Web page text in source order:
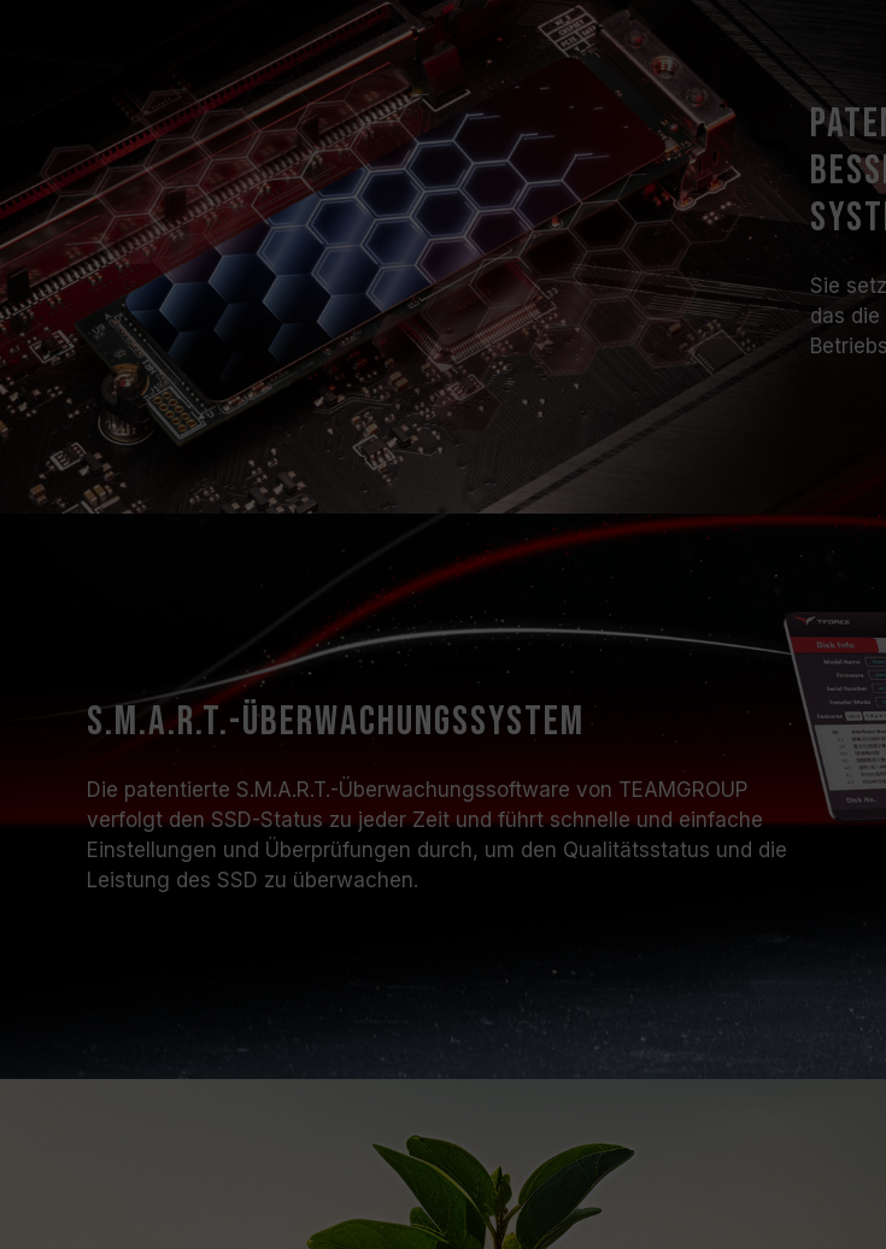
Sie
das
S.M.A.R.T.-Überwachungssystem
Die patentierte S.M.A.R.T.-Überwachungssoftware von TEAMGROUP
verfolgt den SSD-Status zu jeder Zeit und führt schnelle und einfache
Einstellungen und Überprüfungen durch, um den Qualitätsstatus und die
Leistung des SSD zu überwachen.